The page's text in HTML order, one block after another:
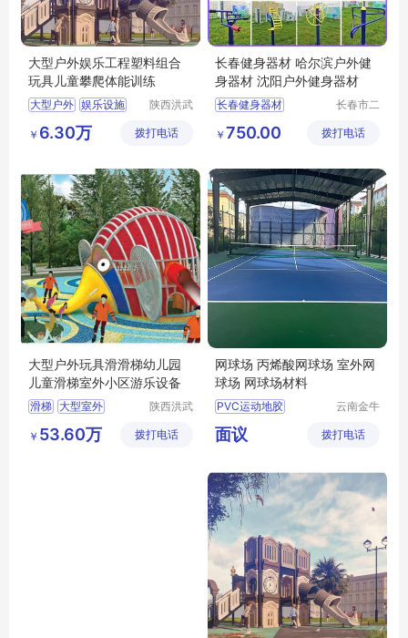
大型户外娱乐工程塑料组合
玩具儿童攀爬体能训练
大型户外 娱乐设施
幼儿组合玩具
陕西洪武
有限公司
￥ 6.30万 拨打电话
长春健身器材 哈尔滨户外健
身器材 沈阳户外健身器材
长春健身器材
沈阳健身器材
长春市二
五金产品
￥ 750.00 拨打电话
大型户外玩具滑滑梯幼儿园
儿童滑梯室外小区游乐设备
滑梯 大型室外
陕西洪武
有限公司
￥ 53.60万 拨打电话
网球场 丙烯酸网球场 室外网
球场 网球场材料
PVC运动地胶
篮球场地胶
羽毛球场地胶
云南金牛
有限公司
面议 拨打电话